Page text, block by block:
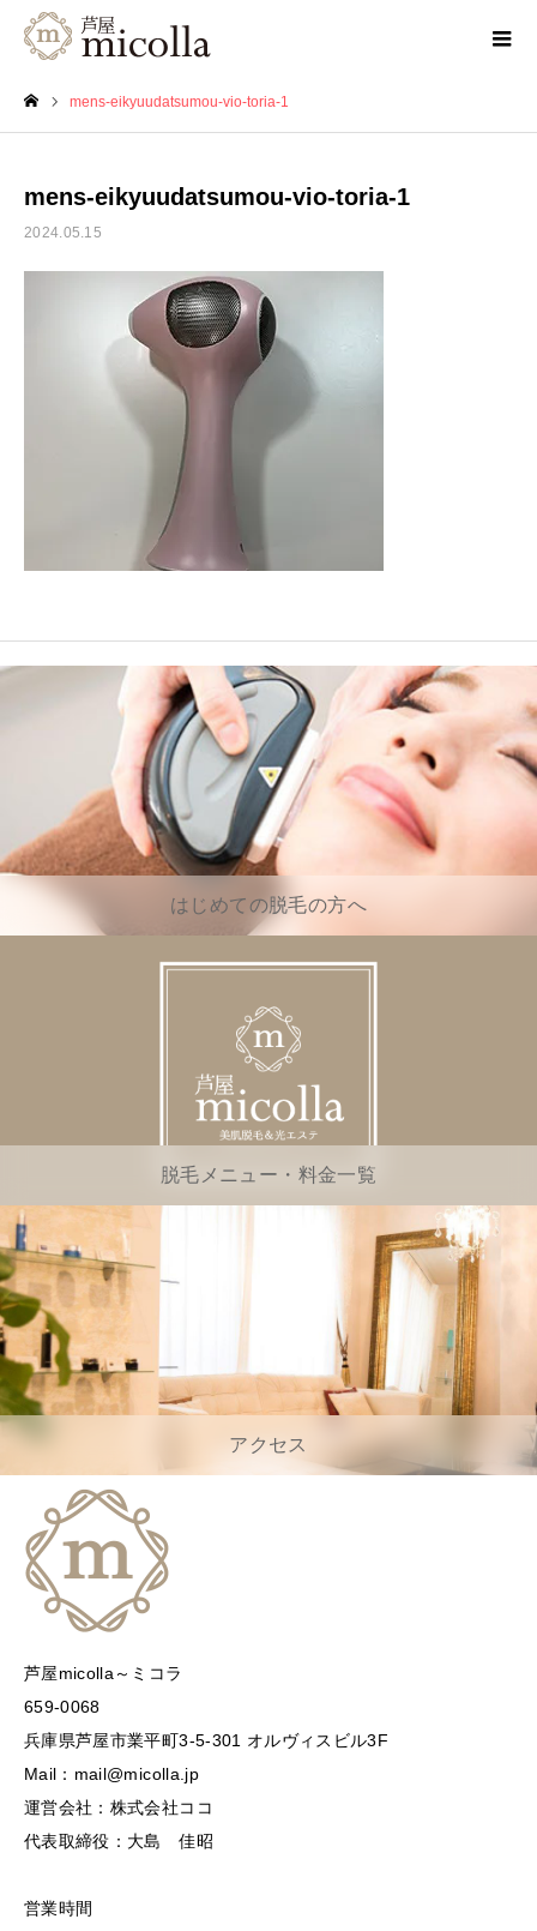
mens-eikyuudatsumou-vio-toria-1
mens-eikyuudatsumou-vio-toria-1
2024.05.15
はじめての脱毛の方へ
脱毛メニュー・料金一覧
アクセス
芦屋micolla～ミコラ
659-0068
兵庫県芦屋市業平町3-5-301 オルヴィスビル3F
Mail：mail@micolla.jp
運営会社：株式会社ココ
代表取締役：大島 佳昭
営業時間